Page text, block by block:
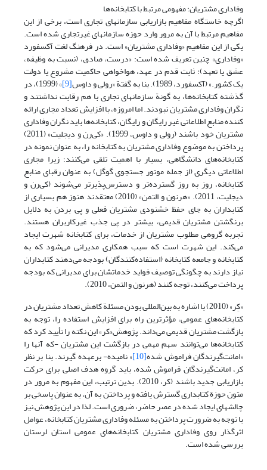
وفاداری مشتریان: مفهومی مرتبط با کتابخانه‌ها
اگرچه خاستگاه مفاهیم بازاریابی سازمانهای تجاری است، برخی از این
مفاهیم مرتبط با آن به مرور وارد حوزه سازمانهای غیرتجاری شده است.
یکی از این مفاهیم «وفاداری مشتریان» است. در فرهنگ لغت آکسفورد
«وفاداری» چنین تعریف شده است: «درست، صادق، (نسبت به وظیفه،
عشق یا تعهد)؛ ثابت قدم در عهد، هواخواهی حاکمیت مشروع یا دولت
یک کشور.» (آکسفورد، 1989). بنا به گفتة «رولی و داوس [9] » (1999)، در
گذشته کتابخانه‌ها، به گونة سازمانهای تجاری با هم رقابت نداشتند و
نگران وفاداری مشتریان نبودند. اما امروزه، با افزایش تعداد مجاری ارائه
کننده منابع اطلاعاتی غیر رایگان و رایگان، کتابخانه‌ها باید نگران وفاداری
مشتریان خود باشند (رولی و داوس، 1999). «کی‌رن و دیجلیت» (2011)
پرداختن به موضوع وفاداری مشتریان به کتابخانه را، به عنوان نمونه در
کتابخانه‌های دانشگاهی، بسیار با اهمیت تلقی می‌کنند؛ زیرا مجاری
اطلاعاتی دیگری (از جمله موتور جستجوی گوگل) به عنوان رقبای منابع
کتابخانه، روز به روز گسترده‌تر و دسترس‌پذیرتر می‌شوند (کی‌رن و
دیجلیت، 2011). «هرنون و التمن» (2010) معتقدند هنوز هم بسیاری از
کتابداران به جای حفظ خشنودی مشتریان فعلی و پی بردن به دلایل
برنگشتن مشتریان قدیمی، بیشتر در پی جذب غیرکاربران هستند.
تجربه گروهی مطلوب مشتریان از خدمات، برای کتابخانه شهرت ایجاد
می‌کند. این شهرت است که سبب همکاری مدیرانی می‌شود که به
کتابخانه و جامعه کتابخانه (استفاده‌کنندگان) بودجه می‌دهند کتابداران
نیاز دارند به چگونگی توصیف فواید خدماتشان برای مدیرانی که بودجه
پرداخت می‌کنند، توجه کنند (هرنون و التمن، 2010).
«کِر» (2010) با اشاره به بین‌المللی بودن مسئلة کاهش تعداد مشتریان در
کتابخانه‌های عمومی، مؤثرترین راه برای افزایش استفاده را، توجه به
بازگشت مشتریان قدیمی می‌داند. پژوهش«کر» این نکته را تأیید کرد که
کتابخانه‌ها می‌توانند سهم مهمی در بازگشت این مشتریان -که آنها را
«امانت‌گیرندگان فراموش شده[10] » نامیده- برعهده گیرند. بنا بر نظر
کر، امانت‌گیرندگان فراموش شده، باید گروه هدف اصلی برای حرکت
بازاریابی جدید باشند (کر، 2010). بدین ترتیب، این مفهوم به مرور در
متون حوزة کتابداری گسترش یافته و پرداختن به آن، به عنوان پاسخی بر
چالشهای ایجاد شده در عصر حاضر، ضروری است. لذا در این پژوهش نیز
با توجه به ضرورت پرداختن به مسئله وفاداری مشتریان کتابخانه، عوامل
اثرگذار روی وفاداری مشتریان کتابخانه‌های عمومی استان لرستان
بررسی شده است.